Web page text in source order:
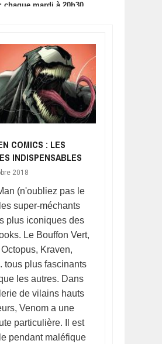
chaque mardi à 20h30
COMICS : LES
INDISPENSABLES
2018
(n'oubliez pas le
super-méchants
plus iconiques des
Le Bouffon Vert,
Kraven,
tous plus fascinants
les autres. Dans
de vilains hauts
Venom a une
particulière. Il est
pendant maléfique